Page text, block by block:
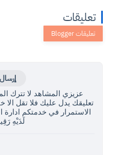
تعليقات
عزيزي المشاهد لا تترك
تعليقك يدل عليك فلا تقل الا
الاستمرار في خدمتكم
لَدَيْهِ